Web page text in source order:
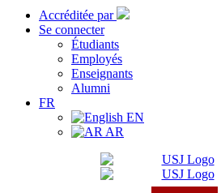
Accréditée par
Se connecter
Étudiants
Employés
Enseignants
Alumni
FR
EN
AR